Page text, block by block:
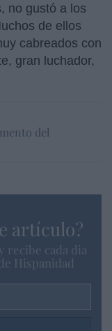
no gustó a los
de ellos
cabreados con
gran luchador,
del
artículo?
recibe cada dia
Hispanidad